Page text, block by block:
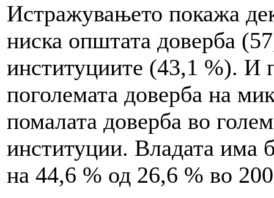
Истражувањето покажа
ниска општата доверба
институциите (43,1 %). И
поголемата доверба на
помалата доверба во
институции. Владата има
на 44,6 % од 26,6 % во